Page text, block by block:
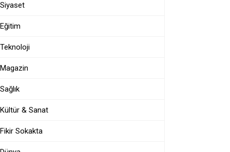
Siyaset
Eğitim
Teknoloji
Magazin
Sağlık
Kültür & Sanat
Fikir Sokakta